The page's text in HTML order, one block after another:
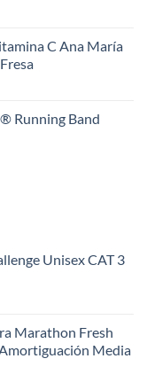
C Ana María
Running Band
Unisex CAT 3
Marathon Fresh
Media